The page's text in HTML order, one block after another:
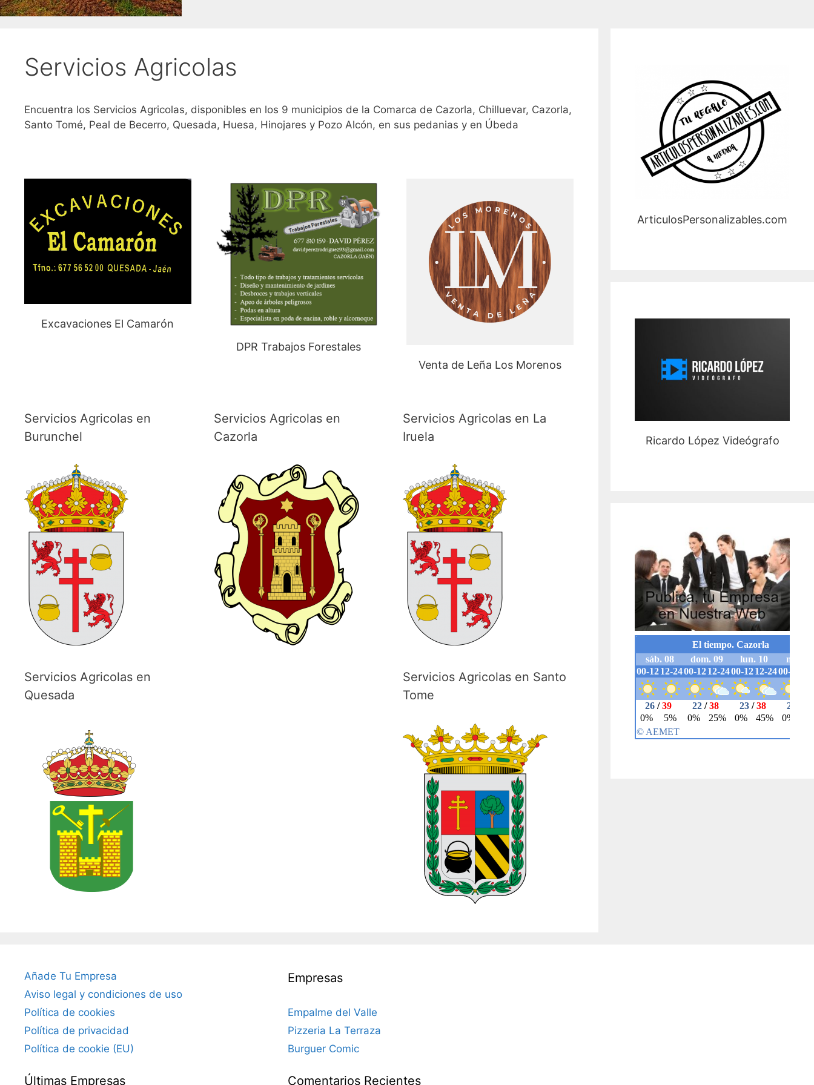
Servicios Agricolas
Encuentra los Servicios Agricolas, disponibles en los 9 municipios de la Comarca de Cazorla, Chilluevar, Cazorla,
Santo Tomé, Peal de Becerro, Quesada, Huesa, Hinojares y Pozo Alcón, en sus pedanias y en Úbeda
Excavaciones El Camarón
DPR Trabajos Forestales
Venta de Leña Los Morenos
Servicios Agricolas en
Burunchel
Servicios Agricolas en
Quesada
Servicios Agricolas en
Cazorla
Servicios Agricolas en La
Iruela
Servicios Agricolas en Santo
Tome
ArticulosPersonalizables.com
Ricardo López Videógrafo
Añade Tu Empresa
Aviso legal y condiciones de uso
Política de cookies
Política de privacidad
Política de cookie (EU)
Últimas Empresas
Empresas
Empalme del Valle
Pizzeria La Terraza
Burguer Comic
Comentarios Recientes